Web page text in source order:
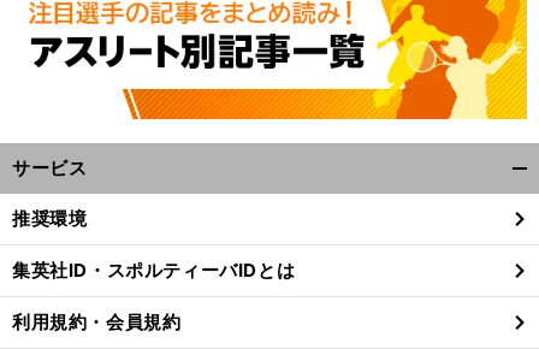
サービス
閉
る
推奨環境
集英社ID・スポルティーバIDとは
利用規約・会員規約